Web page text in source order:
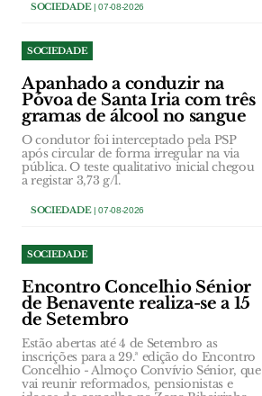
SOCIEDADE| 07-08-2026
SOCIEDADE
Apanhado a conduzir na
Póvoa de Santa Iria com três
gramas de álcool no sangue
O condutor foi interceptado pela PSP
após circular de forma irregular na via
pública. O teste qualitativo inicial chegou
a registar 3,73 g/l.
SOCIEDADE| 07-08-2026
SOCIEDADE
Encontro Concelhio Sénior
de Benavente realiza-se a 15
de Setembro
Estão abertas até 4 de Setembro as
inscrições para a 29.ª edição do Encontro
Concelhio - Almoço Convívio Sénior, que
vai reunir reformados, pensionistas e